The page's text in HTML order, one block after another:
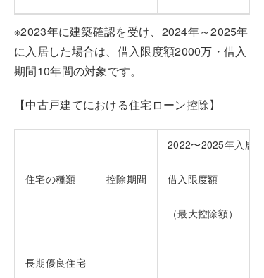
※2023年に建築確認を受け、2024年～2025年
に入居した場合は、借入限度額2000万・借入
期間10年間の対象です。
【中古戸建てにおける住宅ローン控除】
住宅の種類 控除期間
2022〜2025年入居
借入限度額
（最大控除額）
長期優良住宅